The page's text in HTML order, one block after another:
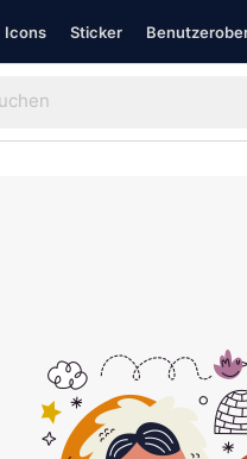
Icons Sticker